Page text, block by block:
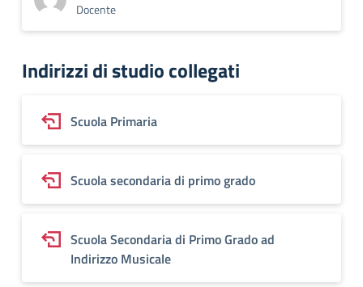
Docente
Indirizzi di studio collegati
Scuola Primaria
Scuola secondaria di primo grado
Scuola Secondaria di Primo Grado ad
Indirizzo Musicale